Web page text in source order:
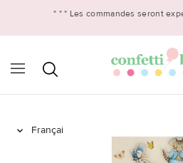
* * * Les commandes seront
